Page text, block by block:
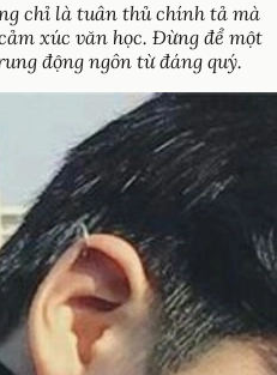
chỉ là tuân thủ chính tả mà
xúc văn học. Đừng để một
động ngôn từ đáng quý.